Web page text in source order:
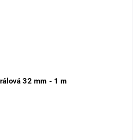
32 mm - 1 m